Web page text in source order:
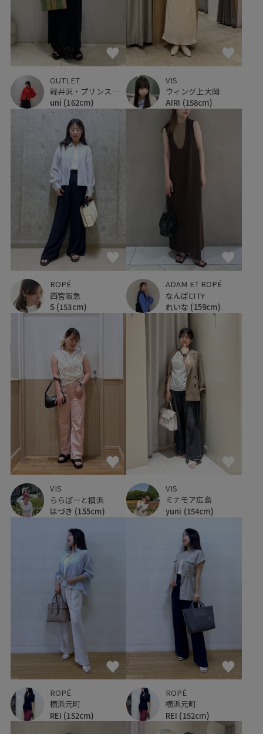
OUTLET
軽井沢・プリンスショッピングプラザ
uni (162cm)
VIS
ウィング上大岡
AIRI (158cm)
ROPÉ
西宮阪急
S (153cm)
ADAM ET ROPÉ
なんばCITY
れいな (159cm)
VIS
ららぽーと横浜
はづき (155cm)
VIS
ミナモア広島
yuni (154cm)
ROPÉ
横浜元町
REI (152cm)
ROPÉ
横浜元町
REI (152cm)